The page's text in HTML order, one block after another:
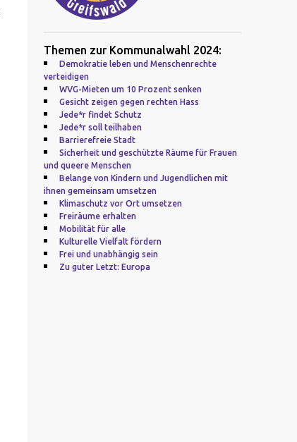
Themen zur Kommunalwahl 2024:
Demokratie leben und Menschenrechte
verteidigen
WVG-Mieten um 10 Prozent senken
Gesicht zeigen gegen rechten Hass
Jede*r findet Schutz
Jede*r soll teilhaben
Barrierefreie Stadt
Sicherheit und geschützte Räume für Frauen
und queere Menschen
Belange von Kindern und Jugendlichen mit
ihnen gemeinsam umsetzen
Klimaschutz vor Ort umsetzen
Freiräume erhalten
Mobilität für alle
Kulturelle Vielfalt fördern
Frei und unabhängig sein
Zu guter Letzt: Europa